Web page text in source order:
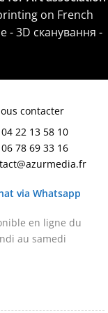
on French
- 3D сканування -
contacter
04 22 13 58 10
06 78 69 33 16
via Whatsapp
en ligne du
au samedi